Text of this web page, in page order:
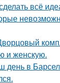
всё
и женскую.
день в